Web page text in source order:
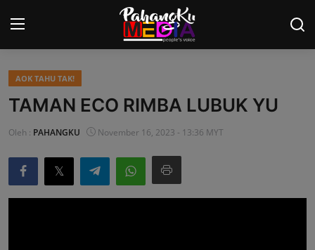
Laman Utama
Gaya Hidup
AOK TAHU TAK!
TAMAN ECO RIMBA LUBUK YU
Oleh : PAHANGKU November 16, 2023 - 13:36 MYT